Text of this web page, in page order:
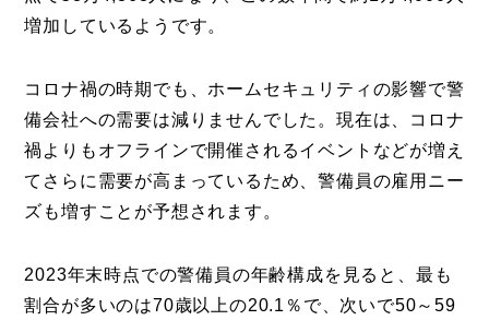
増加しているようです。
コロナ禍の時期でも、ホームセキュリティの影響で警
備会社への需要は減りませんでした。現在は、コロナ
禍よりもオフラインで開催されるイベントなどが増え
てさらに需要が高まっているため、警備員の雇用ニー
ズも増すことが予想されます。
2023年末時点での警備員の年齢構成を見ると、最も
割合が多いのは70歳以上の20.1％で、次いで50～59